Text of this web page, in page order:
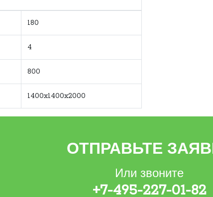
180
4
800
1400x1400x2000
ОТПРАВЬТЕ
Или звоните
+7-495-227-01-82